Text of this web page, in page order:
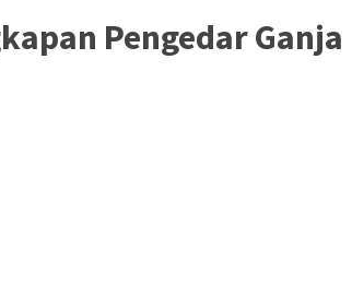
Pengedar Ganja